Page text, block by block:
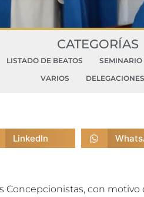
CATEGORÍAS
LISTADO DE BEATOS SEMINARIO
VARIOS
DELEGACIONES
LinkedIn
Concepcionistas, con motivo